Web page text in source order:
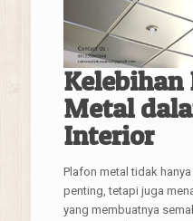
Kelebihan
Metal
Interior
Plafon metal tidak
penting, tetapi juga
yang membuatnya